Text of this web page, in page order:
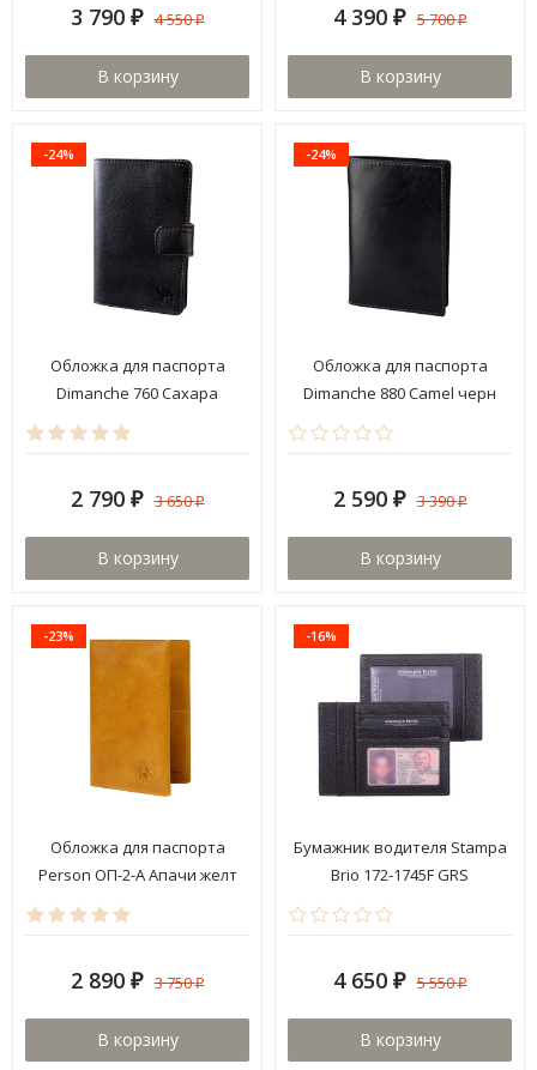
3 790 ₽ 4 550₽
В корзину
4 390 ₽ 5 700₽
В корзину
-24%
Обложка для паспорта
Dimanche 760 Сахара
2 790 ₽ 3 650₽
В корзину
-24%
Обложка для паспорта
Dimanche 880 Camel черн
2 590 ₽ 3 390₽
В корзину
-23%
Обложка для паспорта
Person ОП-2-А Апачи желт
2 890 ₽ 3 750₽
В корзину
-16%
Бумажник водителя Stampa
Brio 172-1745F GRS
4 650 ₽ 5 550₽
В корзину